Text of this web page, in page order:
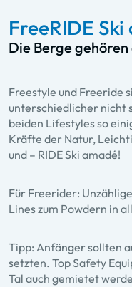
FreeRIDE
Die Berge
Freestyle und Freeride
unterschiedlicher nicht
beiden Lifestyles so
Kräfte der Natur,
und – RIDE Ski amadé!
Für Freerider:
Lines zum Powdern in
Tipp: Anfänger sollten
setzten. Top Safety
Tal auch gemietet